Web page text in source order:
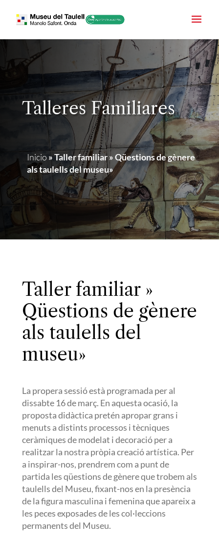
Talleres Familiares
Inicio »Taller familiar » Qüestions de gènere
als taulells del museu»
Taller familiar »
Qüestions de gènere
als taulells del
museu»
La propera sessió està programada per al
dissabte 16 de març. En aquesta ocasió, la
proposta didàctica pretén apropar grans i
menuts a distints processos i tècniques
ceràmiques de modelat i decoració per a
realitzar la nostra pròpia creació artística. Per
a inspirar-nos, prendrem com a punt de
partida les qüestions de gènere que trobem als
taulells del Museu, fixant-nos en la presència
de la figura masculina i femenina que apareix a
les peces exposades de les col·leccions
permanents del Museu.